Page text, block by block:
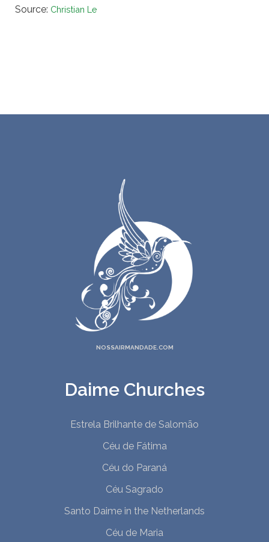
14. Entrei Numa Batalha
29. Bem Nos Pontos Cardeais
31. No Espaço Do Infinito
32. Está No Brilho Dessa Estrela
33. Ó Meu Pai Se For Castigo
Source: Christian Le
NOSSAIRMANDADE.COM
Daime Churches
Estrela Brilhante de Salomão
Céu de Fátima
Céu do Paraná
Céu Sagrado
Santo Daime in the Netherlands
Céu de Maria